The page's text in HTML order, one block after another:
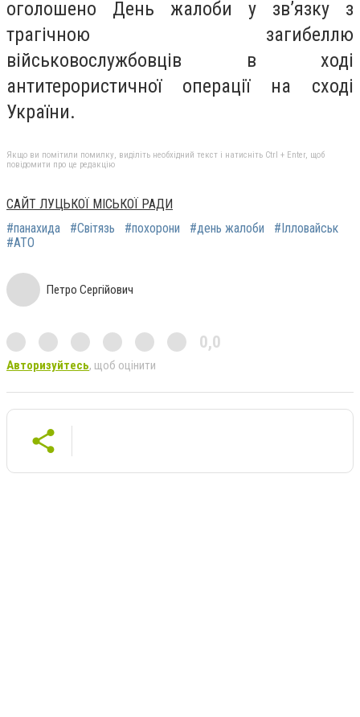
оголошено День жалоби у зв’язку з
трагічною загибеллю
військовослужбовців в ході
антитерористичної операції на сході
України.
Якщо ви помітили помилку, виділіть необхідний текст і натисніть Ctrl + Enter, щоб
повідомити про це редакцію
САЙТ ЛУЦЬКОЇ МІСЬКОЇ РАДИ
#панахида
#Світязь #похорони #день жалоби
#Ілловайськ
#АТО
Петро Сергійович
0,0
Авторизуйтесь, щоб оцінити